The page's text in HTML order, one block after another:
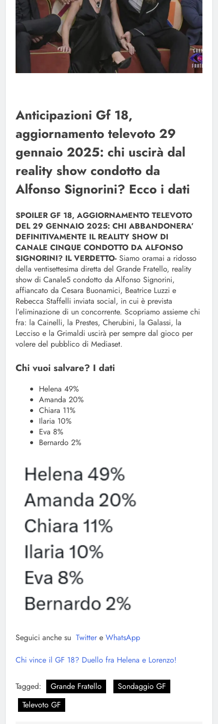
Anticipazioni Gf 18,
aggiornamento televoto 29
gennaio 2025: chi uscirà dal
reality show condotto da
Alfonso Signorini? Ecco i dati
SPOILER GF 18, AGGIORNAMENTO TELEVOTO
DEL 29 GENNAIO 2025: CHI ABBANDONERA’
DEFINITIVAMENTE IL REALITY SHOW DI
CANALE CINQUE CONDOTTO DA ALFONSO
SIGNORINI? IL VERDETTO- Siamo oramai a ridosso
della ventisettesima diretta del Grande Fratello, reality
show di Canale5 condotto da Alfonso Signorini,
affiancato da Cesara Buonamici, Beatrice Luzzi e
Rebecca Staffelli inviata social, in cui è prevista
l’eliminazione di un concorrente. Scopriamo assieme chi
fra: la Cainelli, la Prestes, Cherubini, la Galassi, la
Lecciso e la Grimaldi uscirà per sempre dal gioco per
volere del pubblico di Mediaset.
Chi vuoi salvare? I dati
Helena 49%
Amanda 20%
Chiara 11%
Ilaria 10%
Eva 8%
Bernardo 2%
Seguici anche su Twitter e WhatsApp
Chi vince il GF 18? Duello fra Helena e Lorenzo!
Tagged: Grande Fratello
Sondaggio GF
Televoto GF